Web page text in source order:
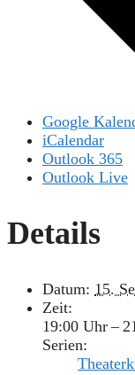
Google
iCalendar
Outlook 365
Outlook Live
Details
Datum: 15.
Zeit:
19:00 Uhr –
Serien: